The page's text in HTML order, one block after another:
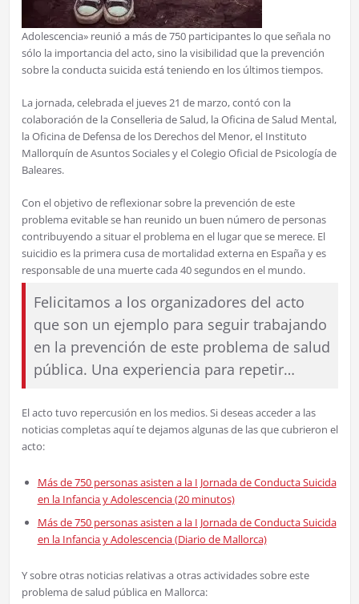
Adolescencia» reunió a más de 750 participantes lo que señala no
sólo la importancia del acto, sino la visibilidad que la prevención
sobre la conducta suicida está teniendo en los últimos tiempos.
La jornada, celebrada el jueves 21 de marzo, contó con la
colaboración de la Conselleria de Salud, la Oficina de Salud Mental,
la Oficina de Defensa de los Derechos del Menor, el Instituto
Mallorquín de Asuntos Sociales y el Colegio Oficial de Psicología de
Baleares.
Con el objetivo de reflexionar sobre la prevención de este
problema evitable se han reunido un buen número de personas
contribuyendo a situar el problema en el lugar que se merece. El
suicidio es la primera cusa de mortalidad externa en España y es
responsable de una muerte cada 40 segundos en el mundo.
Felicitamos a los organizadores del acto
que son un ejemplo para seguir trabajando
en la prevención de este problema de salud
pública. Una experiencia para repetir…
El acto tuvo repercusión en los medios. Si deseas acceder a las
noticias completas aquí te dejamos algunas de las que cubrieron el
acto:
Más de 750 personas asisten a la I Jornada de Conducta Suicida
en la Infancia y Adolescencia (20 minutos)
Más de 750 personas asisten a la I Jornada de Conducta Suicida
en la Infancia y Adolescencia (Diario de Mallorca)
Y sobre otras noticias relativas a otras actividades sobre este
problema de salud pública en Mallorca: